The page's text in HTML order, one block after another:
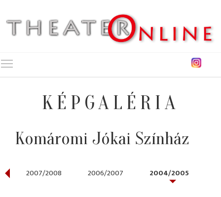
KÉPGALÉRIA
Komáromi Jókai Színház
2007/2008 2006/2007 2004/2005